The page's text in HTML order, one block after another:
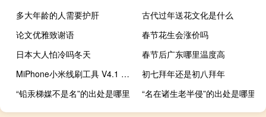
多大年龄的人需要护肝
古代过年送花文化是什么
论文优雅致谢语
春节花生会涨价吗
日本大人怕冷吗冬天
春节后广东哪里温度高
MiPhone小米线刷工具 V4.1 官方版（MiPhone小米线刷工具 V4.1 官方版功能简介）
初七拜年还是初八拜年
“铅汞梯媒不是名”的出处是哪里
“名在诸生老半侵”的出处是哪里